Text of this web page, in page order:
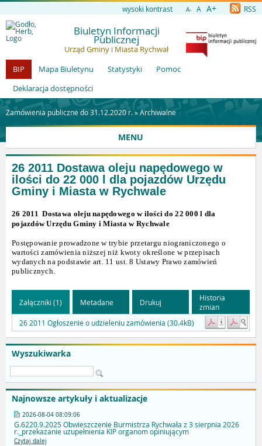
wysoki kontrast A- A A+ RSS
Biuletyn Informacji
Publicznej
Urząd Gminy i Miasta Rychwał
BIP
Mapa Biuletynu Statystyki
Pomoc
Deklaracja dostępności
Zamówienia publiczne do 31.12.2020 r. »Archiwalne
MENU
Wyszukiwarka
Najnowsze artykuły i aktualizacje
2026-08-04 08:09:06
G.6220.9.2025 Obwieszczenie Burmistrza Rychwała z 3 sierpnia 2026
r._przekazanie uzupełnienia KIP organom opiniującym
Czytaj dalej
26 2011 Dostawa oleju napędowego w
ilości do 22 000 l dla pojazdów Urzędu
Gminy i Miasta w Rychwale
26 2011Dostawa oleju napędowego w ilości do 22 000 l dla
pojazdów Urzędu Gminy i Miasta w Rychwale
Postępowanie prowadzone w trybie przetargu niograniczonego o
wartości zamówienia niższej niż kwoty określone w przepisach
wydanych na podstawie art. 11 ust. 8 Ustawy Prawo zamówień
publicznych.
Załączniki (1) Metadane Drukuj
Historia
zmian
26 2011 Ogłoszenie o udzieleniu zamówienia (30.4kB)